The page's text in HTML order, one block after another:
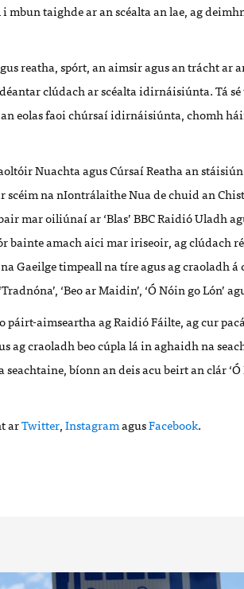
mbun taighde ar an scéalta an lae, ag
reatha, spórt, an aimsir agus an trácht ar
clúdach ar scéalta idirnáisiúnta. Tá
an eolas faoi chúrsaí idirnáisiúnta, chomh
Nuachta agus Cúrsaí Reatha an
scéim na nIontrálaithe Nua de chuid an
mar oiliúnaí ar ‘Blas’BBC Raidió Uladh
bainte amach aici mar iriseoir, ag clúdach
Gaeilge timpeall na tíre agus ag craoladh
Tradnóna’, ‘Beo ar Maidin’, ‘Ó Nóin go Lón’
páirt-aimseartha ag Raidió Fáilte, ag cur
ag craoladh beo cúpla lá in aghaidh na
bíonn an deis acu beirt an clár‘Ó
arTwitter,InstagramagusFacebook.